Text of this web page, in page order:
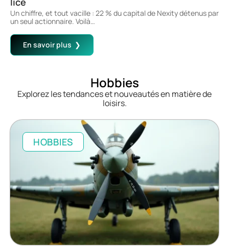
Un chiffre, et tout vacille : 22 % du capital de Nexity détenus par
un seul actionnaire. Voilà…
En savoir plus
Hobbies
Explorez les tendances et nouveautés en matière de
loisirs.
HOBBIES